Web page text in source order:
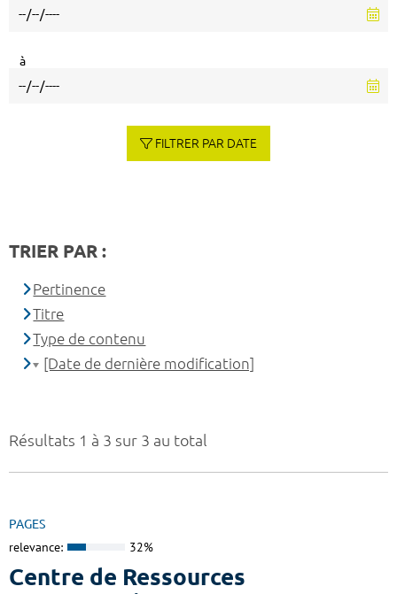
Résultats 1 à 3 sur 3 au total
PAGES
relevance: 32%
Centre de Ressources
à
FILTRER PAR DATE
TRIER PAR :
Pertinence
Titre
Type de contenu
[Date de dernière modification]